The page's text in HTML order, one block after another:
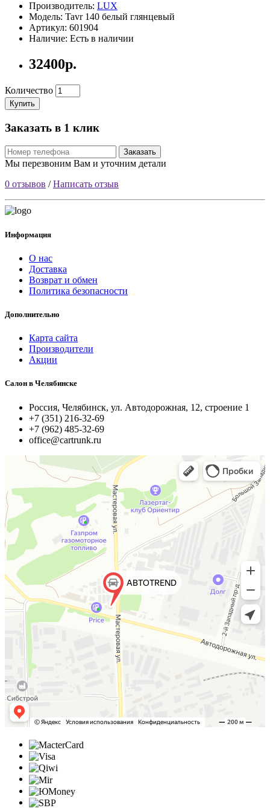
Производитель: LUX
Модель: Tavr 140 белый глянцевый
Артикул: 601904
Наличие: Есть в наличии
32400р.
Количество
Купить
Заказать в 1 клик
Заказать
Мы перезвоним Вам и уточним детали
0 отзывов /Написать отзыв
Информация
О нас
Доставка
Возврат и обмен
Политика безопасности
Дополнительно
Карта сайта
Производители
Акции
Салон в Челябинске
Россия, Челябинск, ул. Автодорожная, 12, строение 1
+7 (351) 216-32-69
+7 (962) 485-32-69
office@cartrunk.ru